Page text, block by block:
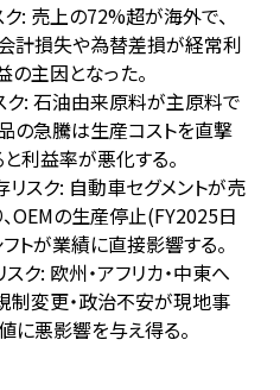
ク: 売上の72%超が海外で、
計損失や為替差損が経常利
主因となった。
ク: 石油由来原料が主原料で
の急騰は生産コストを直撃
利益率が悪化する。
スク: 自動車セグメントが売
OEMの生産停止(FY2025日
トが業績に直接影響する。
ク: 欧州・アフリカ・中東へ
制変更・政治不安が現地事
悪影響を与え得る。